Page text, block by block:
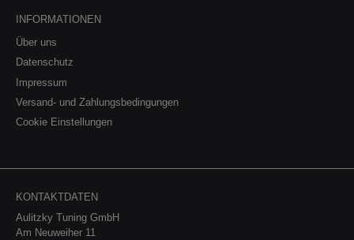
INFORMATIONEN
Über uns
Datenschutz
Impressum
Versand- und Zahlungsbedingungen
Cookie Einstellungen
KONTAKTDATEN
Aulitzky Tuning GmbH
Am Neuweiher 11